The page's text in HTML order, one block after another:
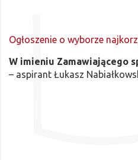
Ogłoszenie o wyborze
W imieniu Zamawiającego
– aspirant Łukasz